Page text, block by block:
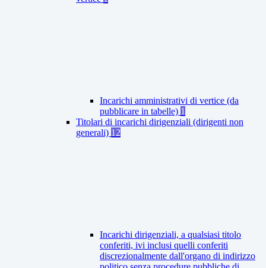
Incarichi amministrativi di vertice (da
pubblicare in tabelle) 1
Titolari di incarichi dirigenziali (dirigenti non
generali) 12
Incarichi dirigenziali, a qualsiasi titolo
conferiti, ivi inclusi quelli conferiti
discrezionalmente dall'organo di indirizzo